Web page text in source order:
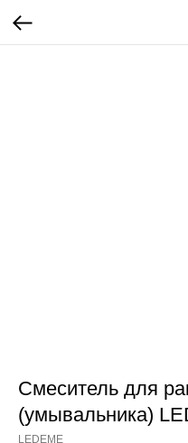
Смеситель для
(умывальника)
LEDEME